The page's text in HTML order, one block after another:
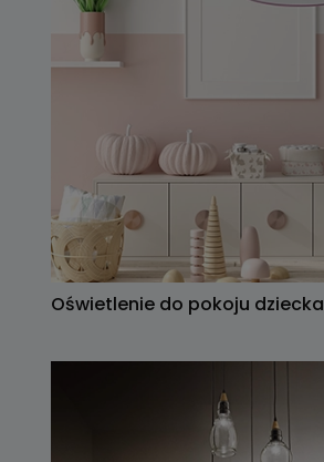
Oświetlenie do pokoju dziecka